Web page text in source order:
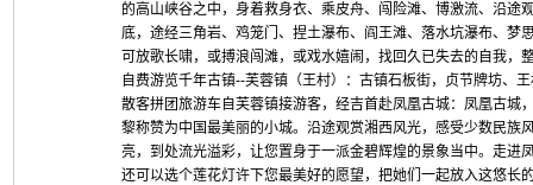
的高山峡谷之中，身着救身衣、乘皮舟、闯险滩、博激流、沿途
底，途经三角岩、鸡笼门、捏土瀑布、阎王滩、落水坑瀑布、
可放歌长啸，或搏浪闯滩，或戏水嬉闹，找回久已失去的自我，
自费游览千年古镇--芙蓉镇（王村）：古镇石板街，贞节牌坊、
散客拼团旅游车自芙蓉镇接游客，经吉首赴凤凰古城：凤凰古城
黎称赞为中国最美丽的小城。沿途观赏湘西风光，感受少数民族
亮，到处流光溢彩，让您置身于一派金碧辉煌的景象当中。走进
还可以选个莲花灯许下您最美好的愿望，把她们一起放入这悠